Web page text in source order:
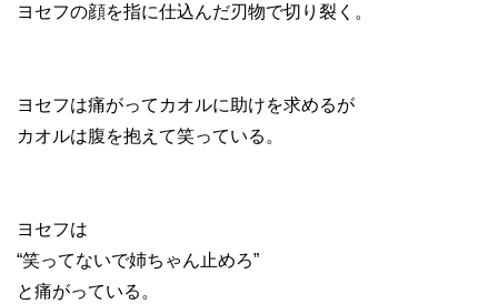
ヨセフの顔を指に仕込んだ刃物で切り裂く。
ヨセフは痛がってカオルに助けを求めるが
カオルは腹を抱えて笑っている。
ヨセフは
“笑ってないで姉ちゃん止めろ”
と痛がっている。